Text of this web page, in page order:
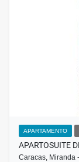
APARTAMENTO
APARTOSUITE
Caracas, Miranda